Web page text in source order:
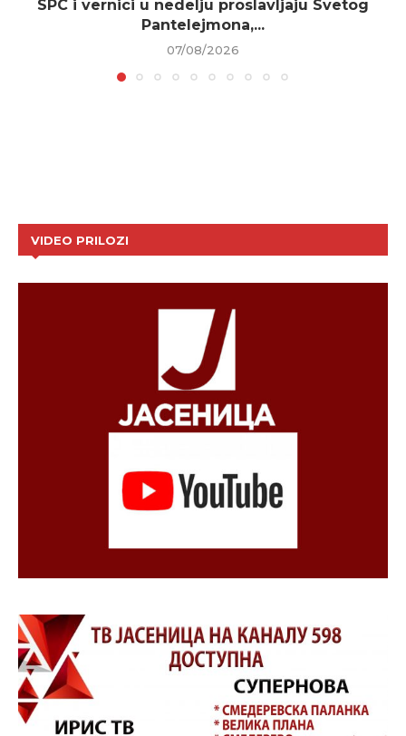
SPC i vernici u nedelju proslavljaju Svetog
Pantelejmona,...
07/08/2026
VIDEO PRILOZI